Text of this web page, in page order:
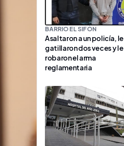
BARRIO EL SIFÓN
Asaltaron a un policía, le
gatillaron dos veces y le
robaron el arma
reglamentaria